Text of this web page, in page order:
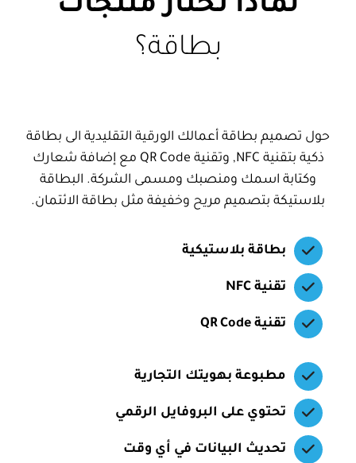
لماذا تختار منتجات
بطاقة؟
حول تصميم بطاقة أعمالك الورقية التقليدية الى بطاقة
ذكية بتقنية NFC, وتقنية QR Code مع إضافة شعارك
وكتابة اسمك ومنصبك ومسمى الشركة. البطاقة
بلاستيكة بتصميم مريح وخفيفة مثل بطاقة الائتمان.
بطاقة بلاستيكية
تقنية NFC
تقنية QR Code
مطبوعة بهويتك التجارية
تحتوي على البروفايل الرقمي
تحديث البيانات في أي وقت